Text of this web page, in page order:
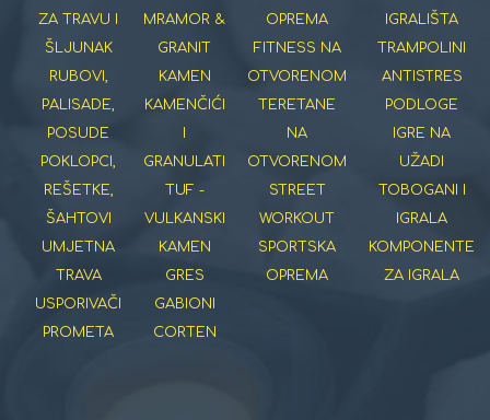
ZA TRAVU I
ŠLJUNAK
RUBOVI,
PALISADE,
POSUDE
POKLOPCI,
REŠETKE,
ŠAHTOVI
UMJETNA
TRAVA
USPORIVAČI
PROMETA
MRAMOR &
GRANIT
KAMEN
KAMENČIĆI
I
GRANULATI
TUF -
VULKANSKI
KAMEN
GRES
GABIONI
CORTEN
OPREMA
FITNESS NA
OTVORENOM
TERETANE
NA
OTVORENOM
STREET
WORKOUT
SPORTSKA
OPREMA
IGRALIŠTA
TRAMPOLINI
ANTISTRES
PODLOGE
IGRE NA
UŽADI
TOBOGANI I
IGRALA
KOMPONENTE
ZA IGRALA